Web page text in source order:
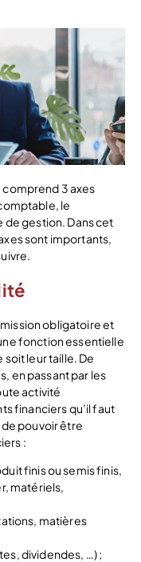
comprend 3 axes
le
de gestion. Dans cet
sont importants,
obligatoire et
fonction essentielle
leur taille. De
en passant par les
activité
financiers qu’il faut
pouvoir être
:
finis ou semis finis,
matériels,
matières
dividendes, …) ;